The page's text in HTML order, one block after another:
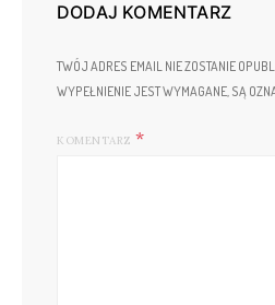
DODAJ KOMENTARZ
TWÓJ ADRES EMAIL NIE ZOSTANIE
WYPEŁNIENIE JEST WYMAGANE, SĄ
KOMENTARZ